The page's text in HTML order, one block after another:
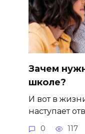
Зачем
школе?
И вот в
наступает
0 117